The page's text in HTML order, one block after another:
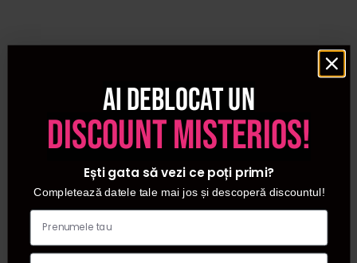
Ai deblocat un
discount misterios!
Ești gata să vezi ce poți primi?
Completează datele tale mai jos și descoperă discountul!